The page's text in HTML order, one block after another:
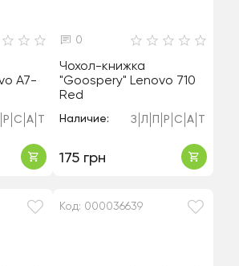
A7-
Р С А
0
Чохол-книжка
"Goospery" Lenovo 710
Red
Наличие: З Л Р С А
175 грн
Код: 000036639